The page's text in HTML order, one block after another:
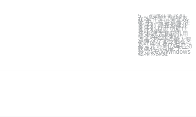
5、 创建任务序列
在“软件库”-“操作系
统”中，右键点击“任
务序列”选择创建任
务序列 打开创建任
务序列向导，选
择“构建并捕获引用
操作系统映像包”，
点击“下一步” 输入要
创建的任务序列名
称，并选择PXE启动
映像包，点击“下一
步” 在安装Windows
操作系统界